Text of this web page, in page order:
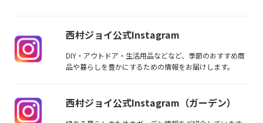
西村ジョイ公式Instagram
DIY・アウトドア・生活用品などなど、季節のおすすめ商
品や暮らしを豊かにするための情報をお届けします。
西村ジョイ公式Instagram（ガーデン）